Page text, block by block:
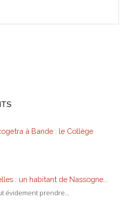
à Bande : le Collège
: un habitant de Nassogne...
évidement prendre...